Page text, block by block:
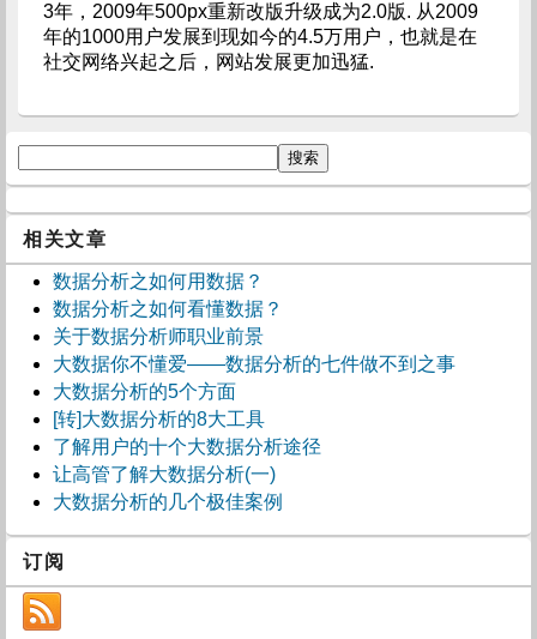
3年，2009年500px重新改版升级成为2.0版. 从2009
年的1000用户发展到现如今的4.5万用户，也就是在
社交网络兴起之后，网站发展更加迅猛.
相关文章
数据分析之如何用数据？
数据分析之如何看懂数据？
关于数据分析师职业前景
大数据你不懂爱——数据分析的七件做不到之事
大数据分析的5个方面
[转]大数据分析的8大工具
了解用户的十个大数据分析途径
让高管了解大数据分析(一)
大数据分析的几个极佳案例
订阅